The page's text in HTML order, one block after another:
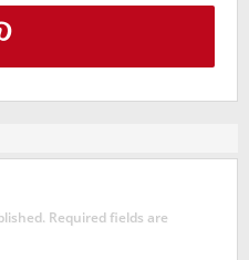
Required fields are